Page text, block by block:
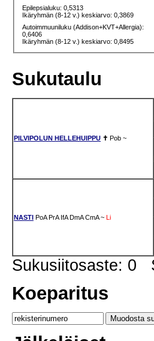
Epilepsialuku: 0,5313
Ikäryhmän (8-12 v.) keskiarvo: 0,3869
Autoimmuuniluku (Addison+KVT+Allergia):
0,6406
Ikäryhmän (8-12 v.) keskiarvo: 0,8495
Sukutaulu
PILVIPOLUN HELLEHUIPPU ✝ Pob ~
NASTI PoA PrA IfA DmA CmA ~ Li
Sukusiitosaste: 0
Koeparitus